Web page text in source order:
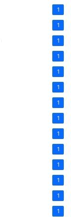
1
1
1
1
1
1
1
1
1
1
1
1
1
1